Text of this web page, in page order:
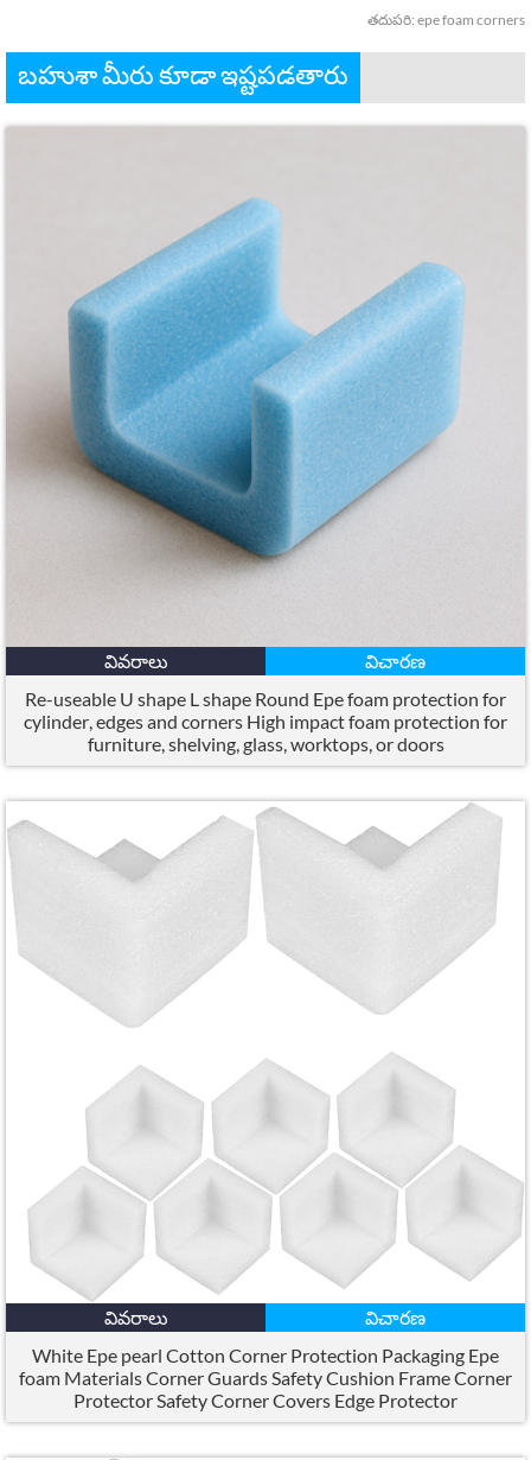
తదుపరి: epe foam corners
బహుశా మీరు కూడా ఇష్టపడతారు
వివరాలు
విచారణ
Re-useable U shape L shape Round Epe foam protection for
cylinder,edges and corners High impact foam protection for
furniture,shelving,glass,worktops,or doors
వివరాలు
విచారణ
White Epe pearl Cotton Corner Protection Packaging Epe
foam Materials Corner Guards Safety Cushion Frame Corner
Protector Safety Corner Covers Edge Protector